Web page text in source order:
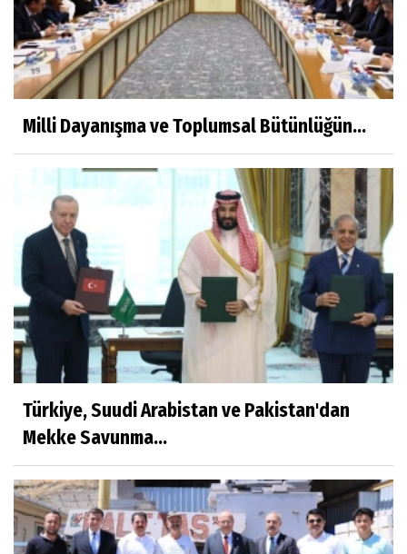
Milli Dayanışma ve Toplumsal Bütünlüğün...
Türkiye, Suudi Arabistan ve Pakistan'dan
Mekke Savunma...